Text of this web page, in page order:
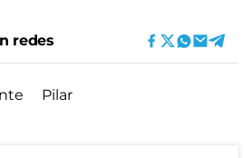
redes
Pilar